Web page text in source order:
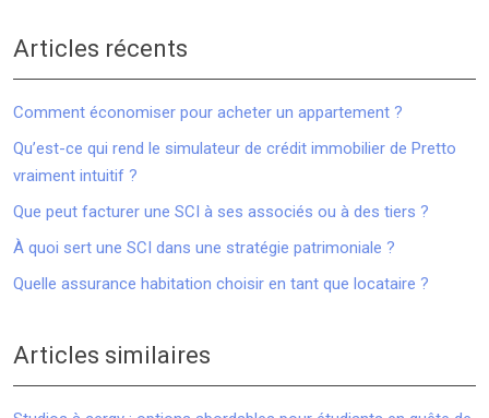
Articles récents
Comment économiser pour acheter un appartement ?
Qu’est-ce qui rend le simulateur de crédit immobilier de Pretto
vraiment intuitif ?
Que peut facturer une SCI à ses associés ou à des tiers ?
À quoi sert une SCI dans une stratégie patrimoniale ?
Quelle assurance habitation choisir en tant que locataire ?
Articles similaires